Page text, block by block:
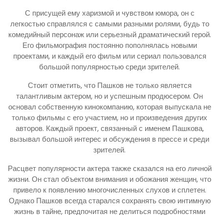
С присущей ему харизмой и чувством юмора, он с
легкостью справлялся с самыми разными ролями, будь то
комедийный персонаж или серьезный драматический герой.
Его фильмография постоянно пополнялась новыми
проектами, и каждый его фильм или сериал пользовался
большой популярностью среди зрителей.
Стоит отметить, что Пашков не только является
талантливым актером, но и успешным продюсером. Он
основал собственную кинокомпанию, которая выпускала не
только фильмы с его участием, но и произведения других
авторов. Каждый проект, связанный с именем Пашкова,
вызывал большой интерес и обсуждения в прессе и среди
зрителей.
Расцвет популярности актера также сказался на его личной
жизни. Он стал объектом внимания и обожания женщин, что
привело к появлению многочисленных слухов и сплетен.
Однако Пашков всегда старался сохранять свою интимную
жизнь в тайне, предпочитая не делиться подробностями